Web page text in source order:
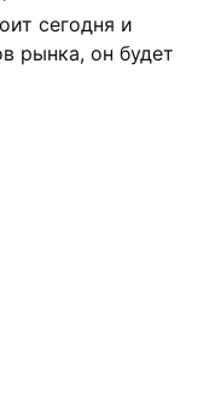
сегодня и
рынка, он будет